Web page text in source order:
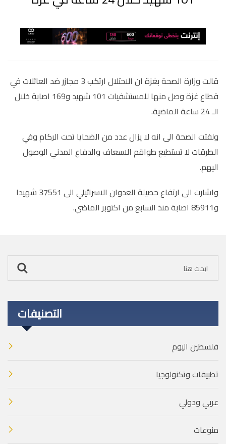
قالت وزارة الصحة بغزة ان الاحتلال ارتكب 3 مجازر ضد العائلات في
قطاع غزة وصل منها للمستشفيات 101 شهيد و169 اصابة خلال
الـ 24 ساعة الماضية.
ولفتت الصحة الى انه لا يزال عدد من الضحايا تحت الركام وفي
الطرقات لا تستطيع طواقم الاسعاف والدفاع المدني الوصول
اليهم.
واشارت الى ارتفاع حصيلة العدوان الاسرائيلي الى 37551 شهيدا
و85911 اصابة منذ السابع من اكتوبر الماضي.
التصنيفات
فلسطين اليوم
تطبيقات وتكنولوجيا
عربي ودولي
منوعات